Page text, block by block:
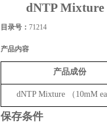
dNTP Mixture
目录号： 71214
产品内容
产品成份
dNTP Mixture （10mM
保存条件